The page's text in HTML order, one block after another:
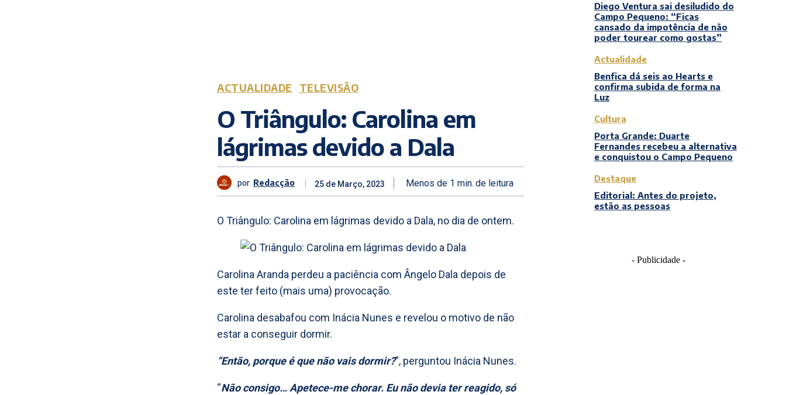
ACTUALIDADE TELEVISÃO
O Triângulo: Carolina em
lágrimas devido a Dala
por Redacção 25 de Março, 2023 Menos de 1 min. de leitura
O Triângulo: Carolina em lágrimas devido a Dala, no dia de ontem.
Carolina Aranda perdeu a paciência com Ângelo Dala depois de
este ter feito (mais uma) provocação.
Carolina desabafou com Inácia Nunes e revelou o motivo de não
estar a conseguir dormir.
“Então, porque é que não vais dormir?”, perguntou Inácia Nunes.
“Não consigo… Apetece-me chorar. Eu não devia ter reagido, só
Diego Ventura sai desiludido do
Campo Pequeno: “Ficas
cansado da impotência de não
poder tourear como gostas”
Actualidade
Benfica dá seis ao Hearts e
confirma subida de forma na
Luz
Cultura
Porta Grande: Duarte
Fernandes recebeu a alternativa
e conquistou o Campo Pequeno
Destaque
Editorial: Antes do projeto,
estão as pessoas
- Publicidade -